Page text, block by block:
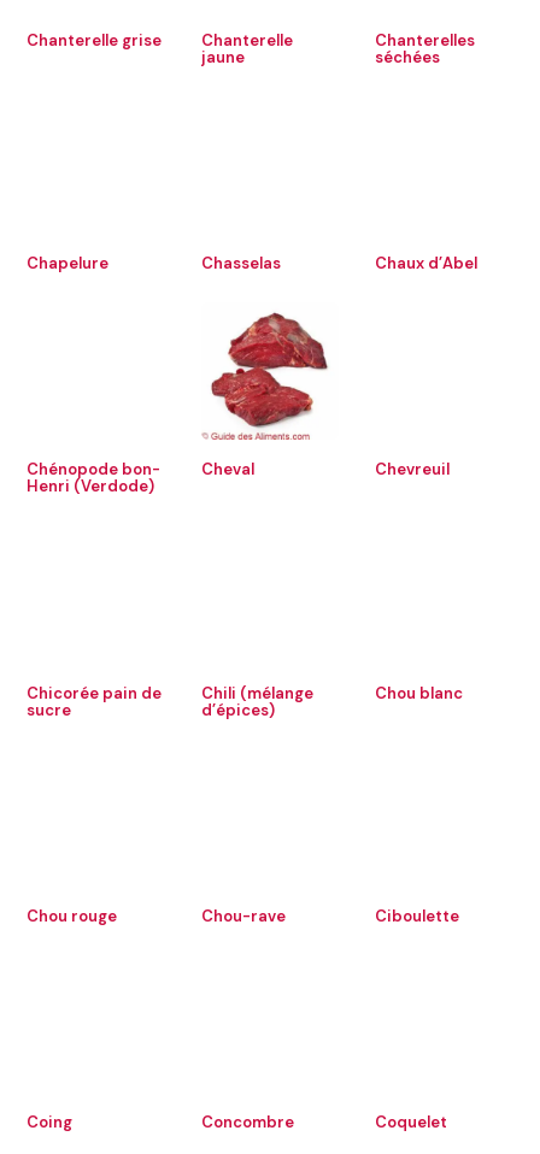
Chanterelle grise
Chanterelle
jaune
Chanterelles
séchées
Chapelure Chasselas Chaux d’Abel
Chénopode bon-
Henri (Verdode)
Cheval Chevreuil
Chicorée pain de
sucre
Chili (mélange
d’épices)
Chou blanc
Chou rouge Chou-rave Ciboulette
Coing Concombre Coquelet